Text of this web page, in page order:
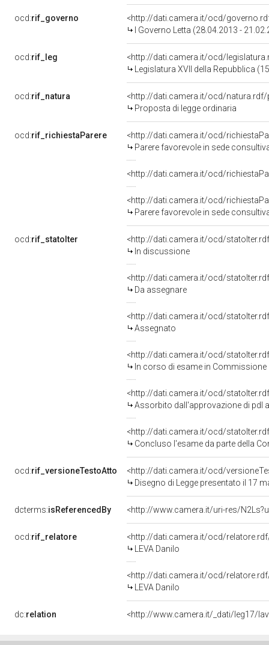
ocd:rif_governo
<http://dati.camera.it/ocd/
I Governo Letta (28.04.2013 -
ocd:rif_leg
<http://dati.camera.it/ocd/
Legislatura XVII della Repubblica
ocd:rif_natura
<http://dati.camera.it/ocd/natura.rdf/
Proposta di legge ordinaria
ocd:rif_richiestaParere
<http://dati.camera.it/ocd/
Parere favorevole in sede
<http://dati.camera.it/ocd/
<http://dati.camera.it/ocd/
Parere favorevole in sede
ocd:rif_statoIter
<http://dati.camera.it/ocd/
In discussione
<http://dati.camera.it/ocd/
Da assegnare
<http://dati.camera.it/ocd/
Assegnato
<http://dati.camera.it/ocd/
In corso di esame in Commissione
<http://dati.camera.it/ocd/
Assorbito dall'approvazione di pdl
<http://dati.camera.it/ocd/
Concluso l'esame da parte della
ocd:rif_versioneTestoAtto
<http://dati.camera.it/ocd/
Disegno di Legge presentato il 17
dcterms:isReferencedBy <http://www.camera.it/uri-res/
ocd:rif_relatore
<http://dati.camera.it/ocd/
LEVA Danilo
<http://dati.camera.it/ocd/
LEVA Danilo
dc:relation <http://www.camera.it/_dati/leg17/